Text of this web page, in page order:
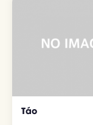
Táo